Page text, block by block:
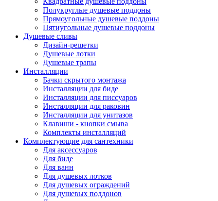
Полукруглые душевые поддоны
Прямоугольные душевые поддоны
Пятиугольные душевые поддоны
Душевые сливы
Дизайн-решетки
Душевые лотки
Душевые трапы
Инсталляции
Бачки скрытого монтажа
Инсталляции для биде
Инсталляции для писсуаров
Инсталляции для раковин
Инсталляции для унитазов
Клавиши - кнопки смыва
Комплекты инсталляций
Комплектующие для сантехники
Для аксессуаров
Для биде
Для ванн
Для душевых лотков
Для душевых ограждений
Для душевых поддонов